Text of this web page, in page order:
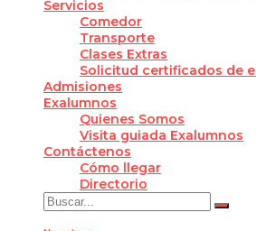
Servicios
Comedor
Transporte
Clases Extras
Solicitud certificados de
Admisiones
Exalumnos
Quienes Somos
Visita guiada Exalumnos
Contáctenos
Cómo llegar
Directorio